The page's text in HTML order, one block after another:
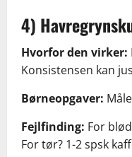
4)
Hvorfor den virker:
Konsistensen kan
Børneopgaver:
Fejlfinding: For
For tør? 1-2 spsk